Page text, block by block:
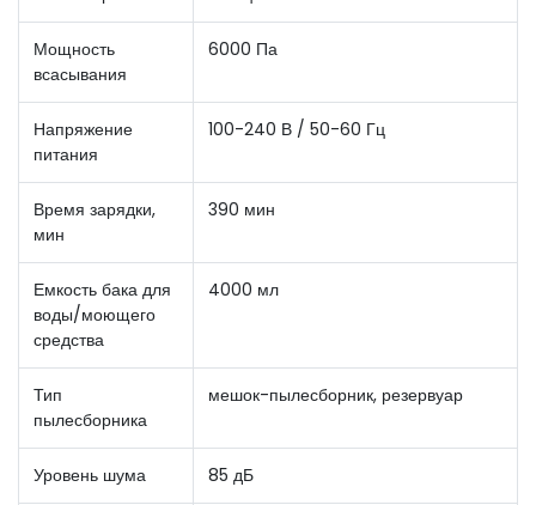
Мощность
всасывания
6000 Па
Напряжение
питания
100-240 В / 50-60 Гц
Время зарядки,
мин
390 мин
Емкость бака для
воды/моющего
средства
4000 мл
Тип
пылесборника
мешок-пылесборник, резервуар
Уровень шума 85 дБ